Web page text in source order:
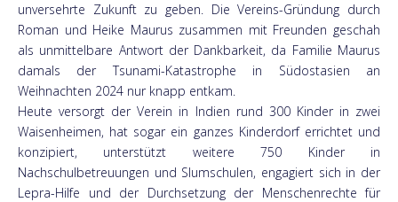
unversehrte Zukunft zu geben. Die Vereins-Gründung durch
Roman und Heike Maurus zusammen mit Freunden geschah
als unmittelbare Antwort der Dankbarkeit, da Familie Maurus
damals der Tsunami-Katastrophe in Südostasien an
Weihnachten 2024 nur knapp entkam.
Heute versorgt der Verein in Indien rund 300 Kinder in zwei
Waisenheimen, hat sogar ein ganzes Kinderdorf errichtet und
konzipiert, unterstützt weitere 750 Kinder in
Nachschulbetreuungen und Slumschulen, engagiert sich in der
Lepra-Hilfe und der Durchsetzung der Menschenrechte für